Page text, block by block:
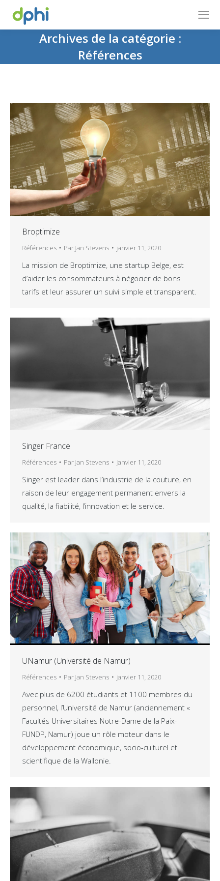
Archives de la catégorie :
Références
Broptimize
Références Par Jan Stevens janvier 11, 2020
La mission de Broptimize, une startup Belge, est
d’aider les consommateurs à négocier de bons
tarifs et leur assurer un suivi simple et transparent.
Singer France
Références Par Jan Stevens janvier 11, 2020
Singer est leader dans l’industrie de la couture, en
raison de leur engagement permanent envers la
qualité, la fiabilité, l’innovation et le service.
UNamur (Université de Namur)
Références Par Jan Stevens janvier 11, 2020
Avec plus de 6200 étudiants et 1100 membres du
personnel, l’Université de Namur (anciennement «
Facultés Universitaires Notre-Dame de la Paix-
FUNDP, Namur) joue un rôle moteur dans le
développement économique, socio-culturel et
scientifique de la Wallonie.